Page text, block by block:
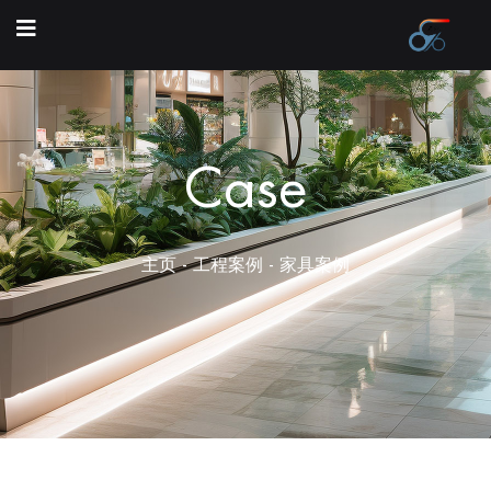
Case
主页-工程案例 - 家具案例